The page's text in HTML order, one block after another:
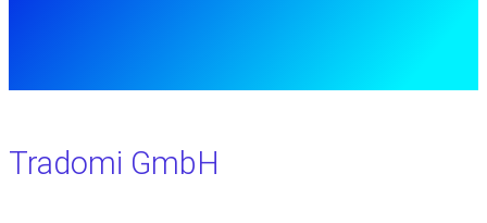
Tradomi GmbH